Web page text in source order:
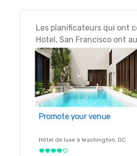
Les planificateurs qui ont
Hotel, San Francisco ont
Promote your venue
Hôtel de luxe à Washington, DC